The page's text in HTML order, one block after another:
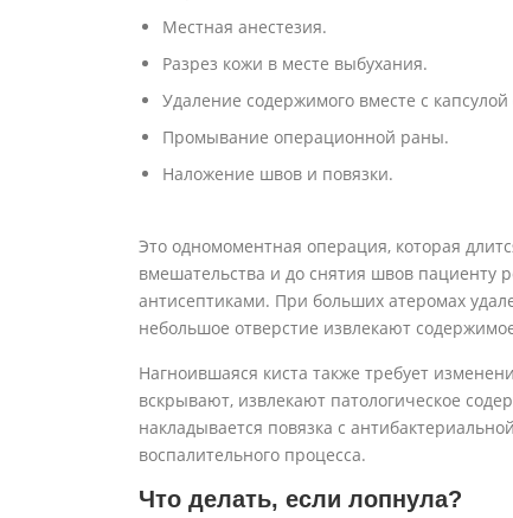
Местная анестезия.
Разрез кожи в месте выбухания.
Удаление содержимого вместе с капсулой
Промывание операционной раны.
Наложение швов и повязки.
Это одномоментная операция, которая
вмешательства и до снятия швов пациенту
антисептиками. При больших атеромах
небольшое отверстие извлекают
Нагноившаяся киста также требует
вскрывают, извлекают патологическое
накладывается повязка с
воспалительного процесса.
Что делать, если лопнула?